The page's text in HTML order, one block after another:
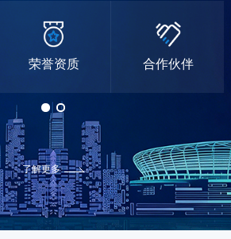
荣誉资质 合作伙伴
了解更多